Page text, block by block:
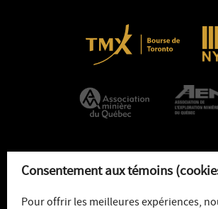
Consentement aux témoins
Pour offrir les meilleures expériences,